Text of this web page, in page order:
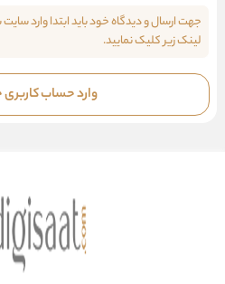
جهت ارسال و دیدگاه خود باید ابتدا وارد
لینک زیر کلیک نمایید.
وارد حساب